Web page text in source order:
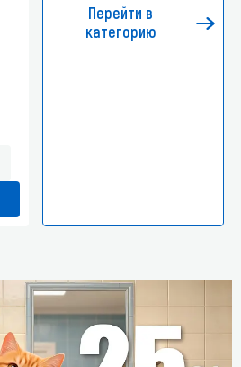
Перейти в
категорию